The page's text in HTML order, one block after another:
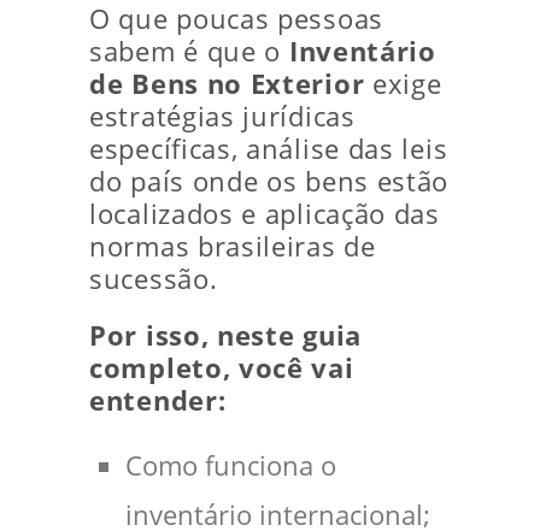
O que poucas pessoas
sabem é que o Inventário
de Bens no Exterior exige
estratégias jurídicas
específicas, análise das leis
do país onde os bens estão
localizados e aplicação das
normas brasileiras de
sucessão.
Por isso, neste guia
completo, você vai
entender:
Como funciona o
inventário internacional;